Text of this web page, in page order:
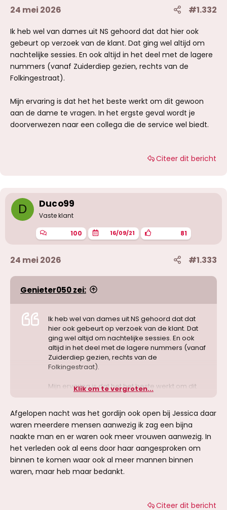
24 mei 2026 #1.332
Ik heb wel van dames uit NS gehoord dat dat hier ook
gebeurt op verzoek van de klant. Dat ging wel altijd om
nachtelijke sessies. En ook altijd in het deel met de lagere
nummers (vanaf Zuiderdiep gezien, rechts van de
Folkingestraat).
Mijn ervaring is dat het het beste werkt om dit gewoon
aan de dame te vragen. In het ergste geval wordt je
doorverwezen naar een collega die de service wel biedt.
Citeer dit bericht
D Duco99
Vaste klant
100 16/09/21 81
24 mei 2026 #1.333
Genieter050 zei:
Ik heb wel van dames uit NS gehoord dat dat
hier ook gebeurt op verzoek van de klant. Dat
ging wel altijd om nachtelijke sessies. En ook
altijd in het deel met de lagere nummers (vanaf
Zuiderdiep gezien, rechts van de
Folkingestraat).
Mijn ervaring is dat het het beste werkt om dit
gewoon aan de dame te vragen. In het ergste
die de service wel biedt.
Klik om te vergroten...
Afgelopen nacht was het gordijn ook open bij Jessica daar
waren meerdere mensen aanwezig ik zag een bijna
naakte man en er waren ook meer vrouwen aanwezig. In
het verleden ook al eens door haar aangesproken om
binnen te komen waar ook al meer mannen binnen
waren, maar heb maar bedankt.
Citeer dit bericht